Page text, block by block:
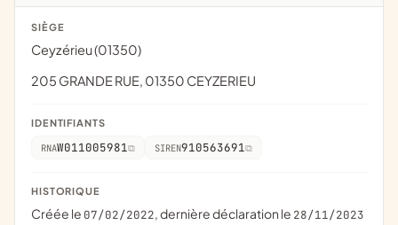
SIÈGE
Ceyzérieu (01350)
205 GRANDE RUE, 01350 CEYZERIEU
IDENTIFIANTS
RNAW011005981 SIREN910563691
HISTORIQUE
Créée le 07/02/2022, dernière déclaration le 28/11/2023